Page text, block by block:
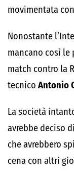
movimentata con
Nonostante
mancano così
match contro la
tecnico Antonio
La società
avrebbe deciso
che avrebbero
cena con altri